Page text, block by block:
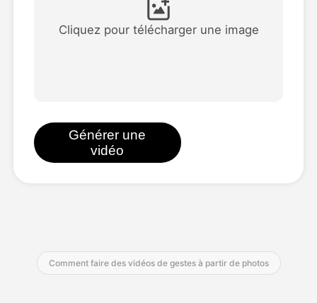
Voir tous les modèles
Blog
Cliquez pour télécharger une image
Générer une
vidéo
Comment faire des vidéos de gestes à partir de photos